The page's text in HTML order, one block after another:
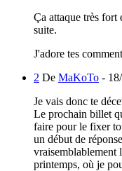
Ça attaque très fort
suite.
J'adore tes
2 De MaKoTo -
Je vais donc te
Le prochain billet
faire pour le fixer
un début de
vraisemblablement
printemps, où je